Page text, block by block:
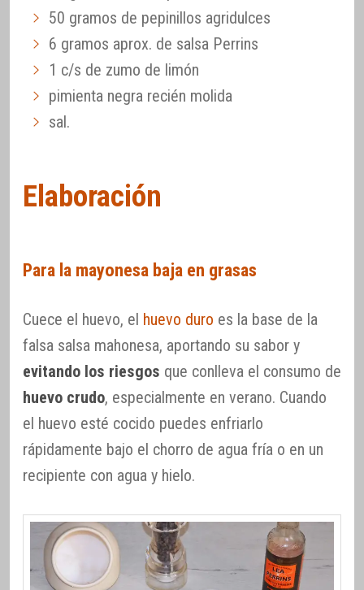
50 gramos de pepinillos agridulces
6 gramos aprox. de salsa Perrins
1 c/s de zumo de limón
pimienta negra recién molida
sal.
Elaboración
Para la mayonesa baja en grasas
Cuece el huevo, el huevo duro es la base de la
falsa salsa mahonesa, aportando su sabor y
evitando los riesgos que conlleva el consumo de
huevo crudo, especialmente en verano. Cuando
el huevo esté cocido puedes enfriarlo
rápidamente bajo el chorro de agua fría o en un
recipiente con agua y hielo.